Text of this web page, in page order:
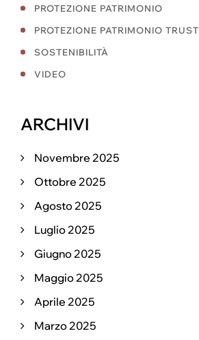
PROTEZIONE PATRIMONIO
PROTEZIONE PATRIMONIO TRUST
SOSTENIBILITÀ
VIDEO
ARCHIVI
Novembre 2025
Ottobre 2025
Agosto 2025
Luglio 2025
Giugno 2025
Maggio 2025
Aprile 2025
Marzo 2025